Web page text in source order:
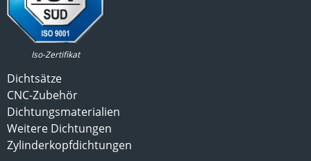
Iso-Zertifikat
Dichtsätze
CNC-Zubehör
Dichtungsmaterialien
Weitere Dichtungen
Zylinderkopfdichtungen